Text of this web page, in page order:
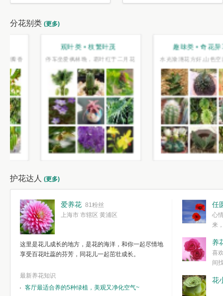
分花别类 (更多)
趣味类 • 奇花异草
水光潋滟花方好,山色空蒙枝亦奇
盆栽类 • 花好盆圆
千片赤英霞灿灿，百枝绛点灯煌煌
护花达人 (更多)
爱养花 81粉丝
上海市 市辖区 黄浦区
这里是花儿成长的地方，是花的海洋，和你一起尽情地
享受百花吐蕊的芬芳，同花儿一起茁壮成长。
最新养花知识
客厅最适合养的5种绿植，美观又净化空气~
任
心
来
简单愉快的心
我们自己复杂
养
喜
间
花